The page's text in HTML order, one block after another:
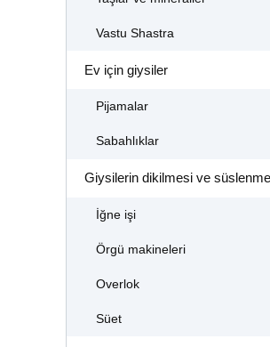
Vastu Shastra
Ev için giysiler
Pijamalar
Sabahlıklar
Giysilerin dikilmesi ve
İğne işi
Örgü makineleri
Overlok
Süet